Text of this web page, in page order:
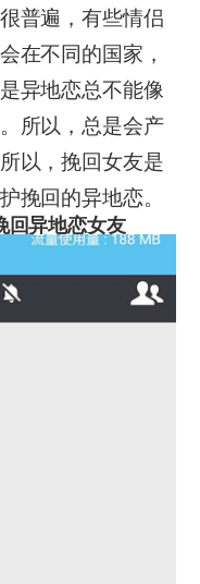
普遍，有些情侣
在不同的国家，
异地恋总不能像
所以，总是会产
以，挽回女友是
挽回的异地恋。
回异地恋女友